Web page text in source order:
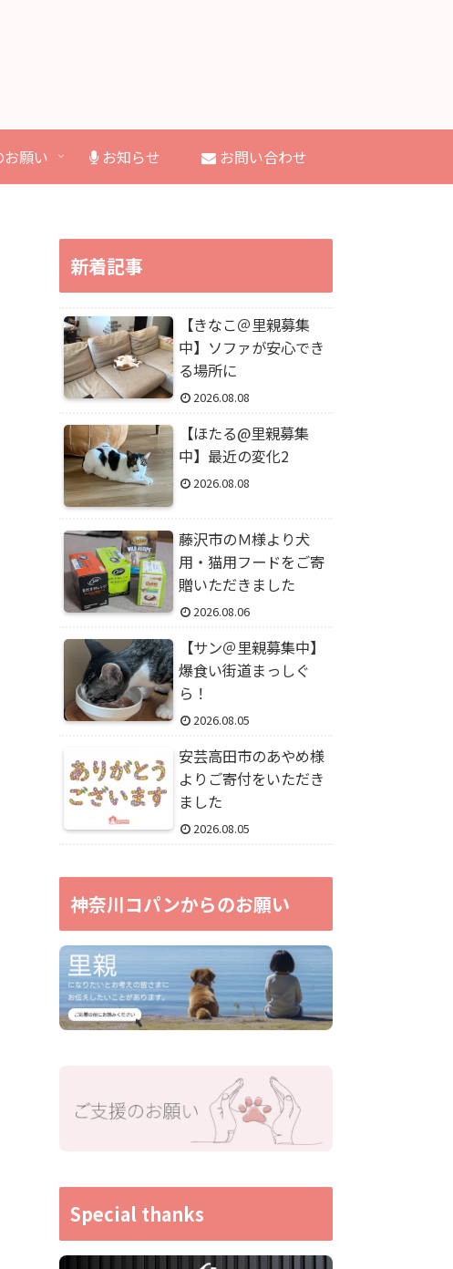
お願い お知らせ お問い合わせ
新着記事
【きなこ＠里親募集
中】ソファが安心でき
る場所に
2026.08.08
【ほたる@里親募集
中】最近の変化2
2026.08.08
藤沢市のＭ様より犬
用・猫用フードをご寄
贈いただきました
2026.08.06
【サン＠里親募集中】
爆食い街道まっしぐ
ら！
2026.08.05
安芸高田市のあやめ様
よりご寄付をいただき
ました
2026.08.05
神奈川コパンからのお願い
Special thanks